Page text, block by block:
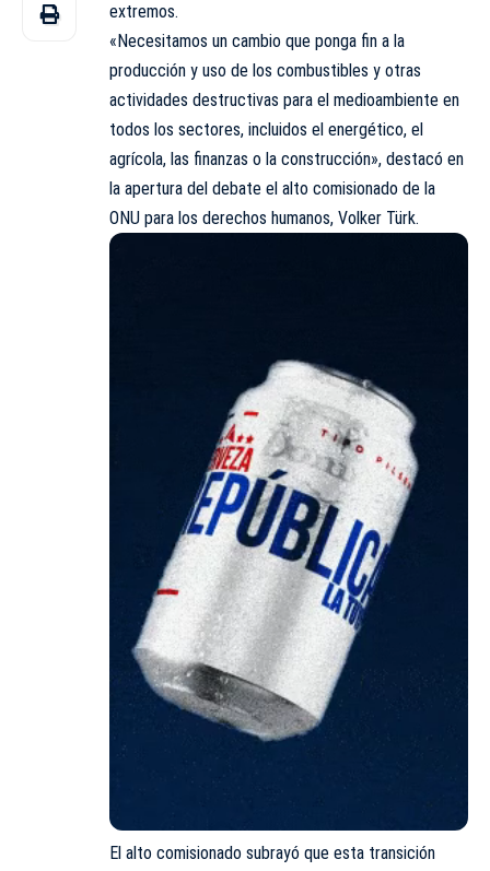
extremos.
«Necesitamos un cambio que ponga fin a la
producción y uso de los combustibles y otras
actividades destructivas para el medioambiente en
todos los sectores, incluidos el energético, el
agrícola, las finanzas o la construcción», destacó en
la apertura del debate el alto comisionado de la
ONU para los derechos humanos, Volker Türk.
El alto comisionado subrayó que esta transición